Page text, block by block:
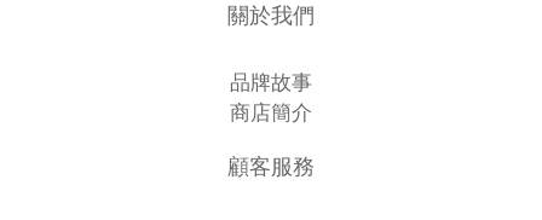
關於我們
品牌故事
商店簡介
顧客服務